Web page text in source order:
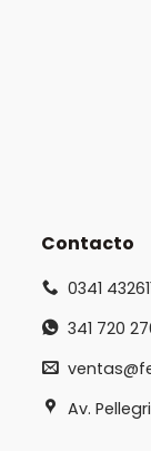
Contacto
0341
341 720
Av.